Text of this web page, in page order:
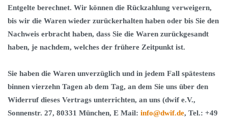
Entgelte berechnet. Wir können die Rückzahlung verweigern,
bis wir die Waren wieder zurückerhalten haben oder bis Sie den
Nachweis erbracht haben, dass Sie die Waren zurückgesandt
haben, je nachdem, welches der frühere Zeitpunkt ist.
Sie haben die Waren unverzüglich und in jedem Fall spätestens
binnen vierzehn Tagen ab dem Tag, an dem Sie uns über den
Widerruf dieses Vertrags unterrichten, an uns (dwif e.V.,
Sonnenstr. 27, 80331 München, E Mail: info@dwif.de, Tel.: +49